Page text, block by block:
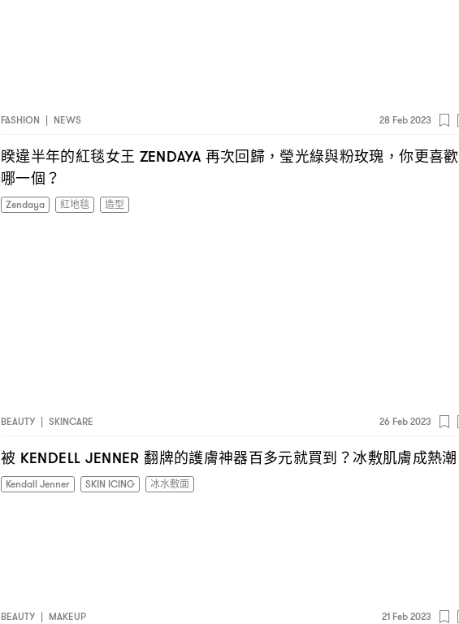
FASHION | NEWS 28 Feb 2023
睽違半年的紅毯女王 ZENDAYA 再次回歸， 瑩光綠與粉玫瑰 ，你更喜歡
哪一個？
Zendaya 紅地毯 造型
BEAUTY | SKINCARE 26 Feb 2023
被 KENDELL JENNER翻牌的護膚神器百多元就買到 ？冰敷肌膚成熱潮
Kendall Jenner SKIN ICING 冰水敷面
BEAUTY | MAKEUP 21 Feb 2023